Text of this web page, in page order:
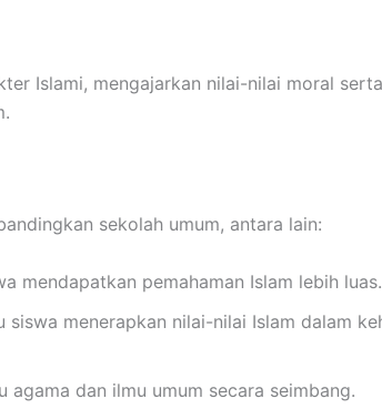
Islami, mengajarkan nilai-nilai moral serta
sekolah umum, antara lain:
mendapatkan pemahaman Islam lebih luas.
siswa menerapkan nilai-nilai Islam dalam
agama dan ilmu umum secara seimbang.